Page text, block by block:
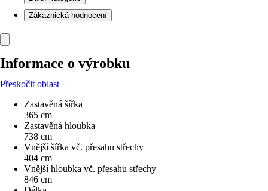
Zákaznická hodnocení
Informace o výrobku
Přeskočit oblast
Zastavěná šířka
365 cm
Zastavěná hloubka
738 cm
Vnější šířka vč. přesahu střechy
404 cm
Vnější hloubka vč. přesahu střechy
846 cm